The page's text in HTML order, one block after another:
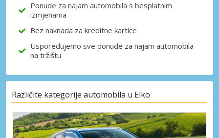
Ponude za najam automobila s besplatnim
izmjenama
Bez naknada za kreditne kartice
Uspoređujemo sve ponude za najam automobila
na tržištu
Različite kategorije automobila u Elko